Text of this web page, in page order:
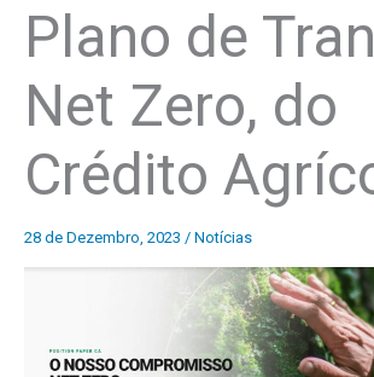
Plano de
Net Zero, do
Crédito
28 de Dezembro, 2023 / Notícias